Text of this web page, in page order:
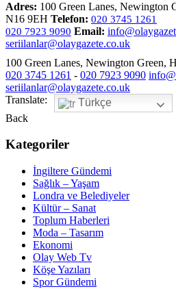
Adres: 100 Green Lanes, Newington
N16 9EH Telefon: 020 3745 1261
020 7923 9090 Email:
seriilanlar@olaygazete.co.uk
100 Green Lanes, Newington Green,
020 3745 1261 - 020 7923 9090
seriilanlar@olaygazete.co.uk
Translate:
Türkçe
Back
Kategoriler
İngiltere Gündemi
Sağlık – Yaşam
Londra ve Belediyeler
Kültür – Sanat
Toplum Haberleri
Moda – Tasarım
Ekonomi
Olay Web Tv
Köşe Yazıları
Spor Gündemi